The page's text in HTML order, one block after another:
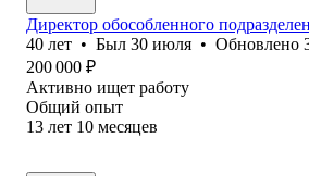
Директор обособленного
40 лет • Был 30 июля • Обновлено
200 000 ₽
Активно ищет работу
Общий опыт
13 лет 10 месяцев